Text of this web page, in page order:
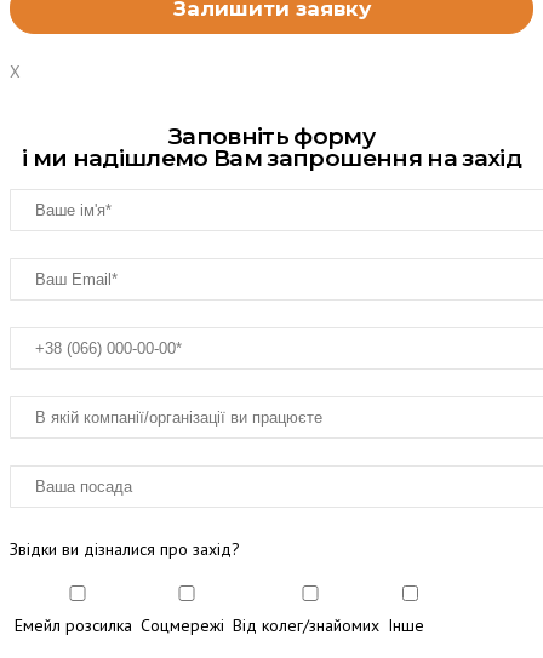
X
Заповніть форму
і ми надішлемо Вам запрошення на захід
Звідки ви дізналися про захід?
Емейл розсилка Соцмережі Від колег/знайомих Інше